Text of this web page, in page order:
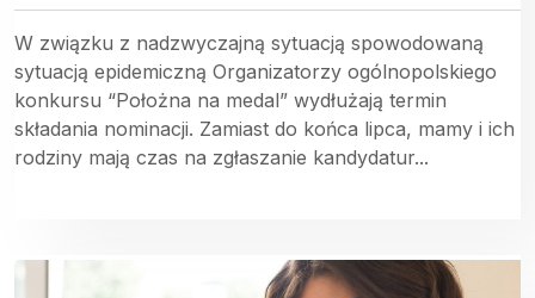
W związku z nadzwyczajną sytuacją spowodowaną
sytuacją epidemiczną Organizatorzy ogólnopolskiego
konkursu “Położna na medal” wydłużają termin
składania nominacji. Zamiast do końca lipca, mamy i ich
rodziny mają czas na zgłaszanie kandydatur...